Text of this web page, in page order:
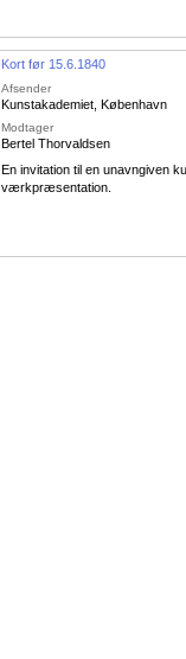
Kort før 15.6.1840
Afsender
Kunstakademiet, København
Modtager
Bertel Thorvaldsen
En invitation til en unavngiven
værkpræsentation.